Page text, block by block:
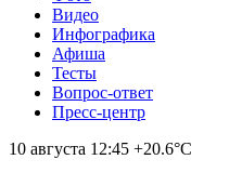
Видео
Инфографика
Афиша
Тесты
Вопрос-ответ
Пресс-центр
10 августа 12:45 +20.6°С